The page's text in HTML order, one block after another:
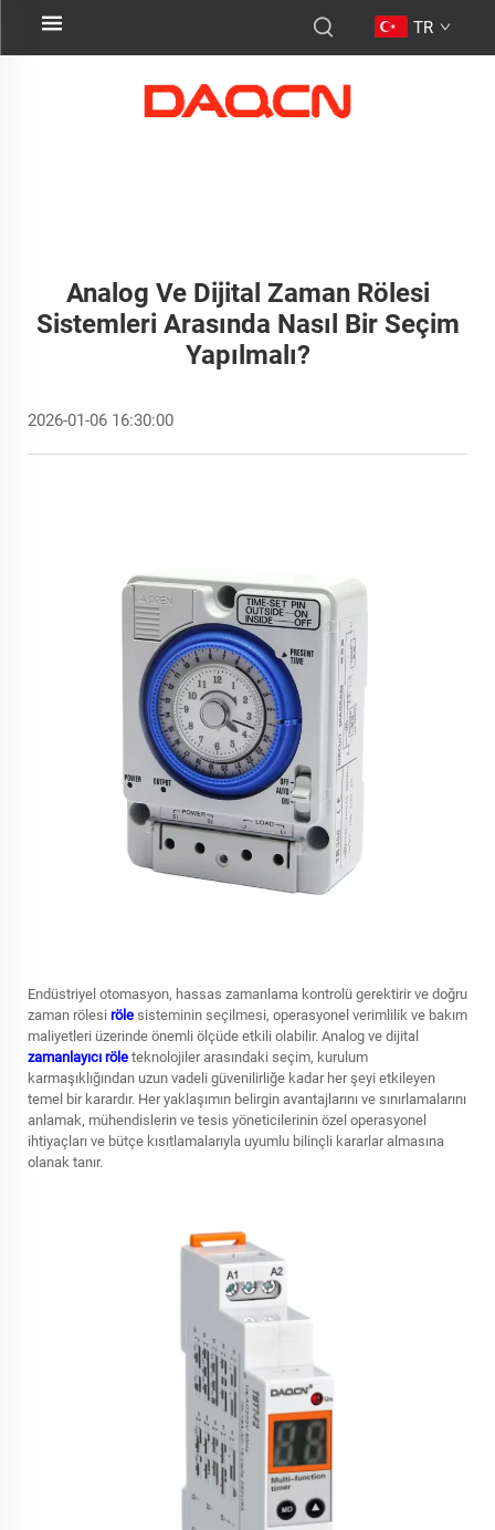
TR
Analog Ve Dijital Zaman Rölesi
Sistemleri Arasında Nasıl Bir Seçim
Yapılmalı?
2026-01-06 16:30:00
Endüstriyel otomasyon, hassas zamanlama kontrolü gerektirir ve doğru
zaman rölesi röle sisteminin seçilmesi, operasyonel verimlilik ve bakım
maliyetleri üzerinde önemli ölçüde etkili olabilir. Analog ve dijital
zamanlayıcı röle teknolojiler arasındaki seçim, kurulum
karmaşıklığından uzun vadeli güvenilirliğe kadar her şeyi etkileyen
temel bir karardır. Her yaklaşımın belirgin avantajlarını ve sınırlamalarını
anlamak, mühendislerin ve tesis yöneticilerinin özel operasyonel
ihtiyaçları ve bütçe kısıtlamalarıyla uyumlu bilinçli kararlar almasına
olanak tanır.